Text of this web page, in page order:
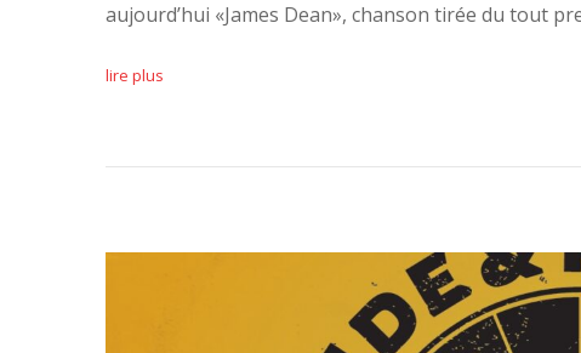
aujourd’hui «James Dean», chanson tirée du tout
lire plus